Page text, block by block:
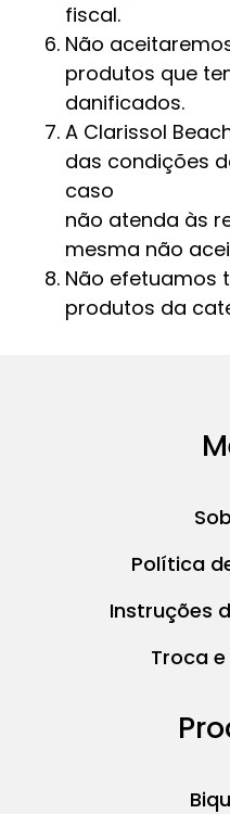
fiscal.
Não
produtos que
danificados.
A Clarissol
das condições
caso
não atenda às
mesma não
Não efetuamos
produtos da
Política
Instruções
Troca